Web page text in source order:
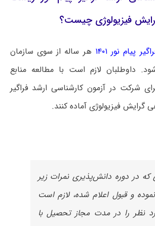
فیزیولوژی چیست؟
پیام نور ۱۴۰۱
هر ساله از سوی سازمان
داوطلبان لازم است با مطالعه منابع
شرکت در آزمون کارشناسی ارشد فراگیر
فیزیولوژی آماده کنند.
که در دوره دانش‌پذیری نمرات زیر
و قبول اعلام شده، لازم است
نظر را در مدت مجاز تحصیل با